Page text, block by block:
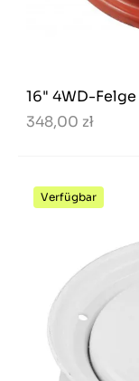
16" 4WD-Felge
348,00 zł
Verfügbar